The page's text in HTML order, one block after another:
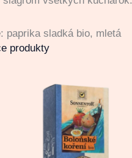
paprika sladká bio, mletá
produkty